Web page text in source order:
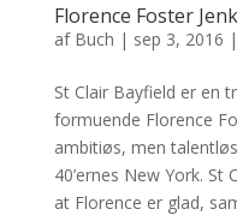
Florence Foster
af Buch | sep 3, 2016 |
St Clair Bayfield er en
formuende Florence
ambitiøs, men
40’ernes New York.
at Florence er glad,